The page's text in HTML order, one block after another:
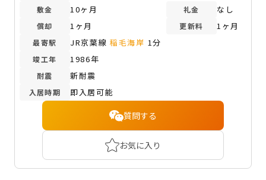
敷金 10ヶ月 礼金 なし
償却 1ヶ月 更新料 1ヶ月
最寄駅 JR京葉線稲毛海岸 1分
竣工年 1986年
耐震 新耐震
入居時期 即入居可能
質問する
お気に入り